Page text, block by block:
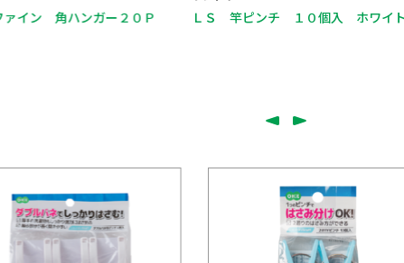
ァイン 角ハンガー２０Ｐ ＬＳ 竿ピンチ １０個入 ホワイト